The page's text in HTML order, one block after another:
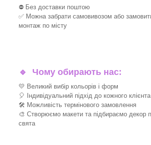
⛔ Без доставки поштою
✅ Можна забрати самовивозом або
монтаж по місту
🔹 Чому обирають нас:
💛 Великий вибір кольорів і форм
🎈 Індивідуальний підхід до кожного клієнта
🛠 Можливість термінового замовлення
🎨 Створюємо макети та підбираємо декор
свята